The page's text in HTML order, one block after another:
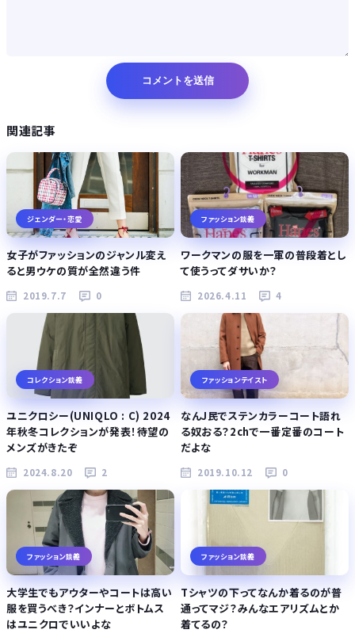
関連記事
ジェンダー・恋愛
女子がファッションのジャンル変え
ると男ウケの質が全然違う件
2019.7.7 0
ファッション談義
ワークマンの服を一軍の普段着とし
て使うってダサいか？
2026.4.11 4
コレクション談義
ユニクロシー(UNIQLO : C) 2024
年秋冬コレクションが発表！待望の
メンズがきたぞ
2024.8.20 2
ファッションテイスト
なんJ民でステンカラーコート語れ
る奴おる？2chで一番定番のコート
だよな
2019.10.12 0
ファッション談義
大学生でもアウターやコートは高い
服を買うべき？インナーとボトムス
はユニクロでいいよな
ファッション談義
Tシャツの下ってなんか着るのが普
通ってマジ？みんなエアリズムとか
着てるの？